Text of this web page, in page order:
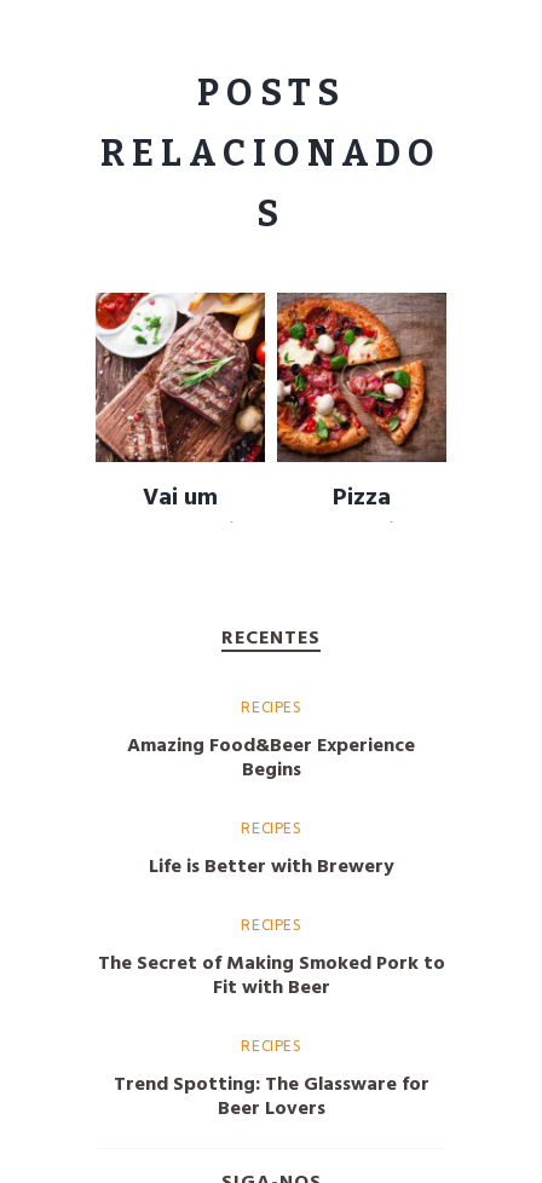
POSTS
RELACIONADO
S
Vai um
Grelhado ai ?
Pizza
Margarita
RECENTES
RECIPES
Amazing Food&Beer Experience
Begins
RECIPES
Life is Better with Brewery
RECIPES
The Secret of Making Smoked Pork to
Fit with Beer
RECIPES
Trend Spotting: The Glassware for
Beer Lovers